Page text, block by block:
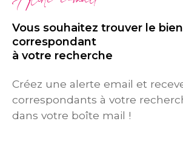
Vous souhaitez trouver le bien
correspondant
à votre recherche
Créez une alerte email et
correspondants à votre
dans votre boîte mail !